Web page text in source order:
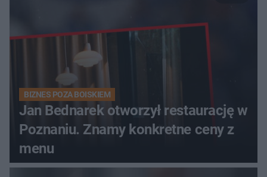
BIZNES POZA BOISKIEM
Jan Bednarek otworzył restaurację w
Poznaniu. Znamy konkretne ceny z
menu